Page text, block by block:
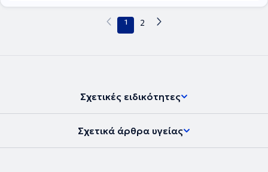
1 2
Σχετικές ειδικότητες
Σχετικά άρθρα υγείας